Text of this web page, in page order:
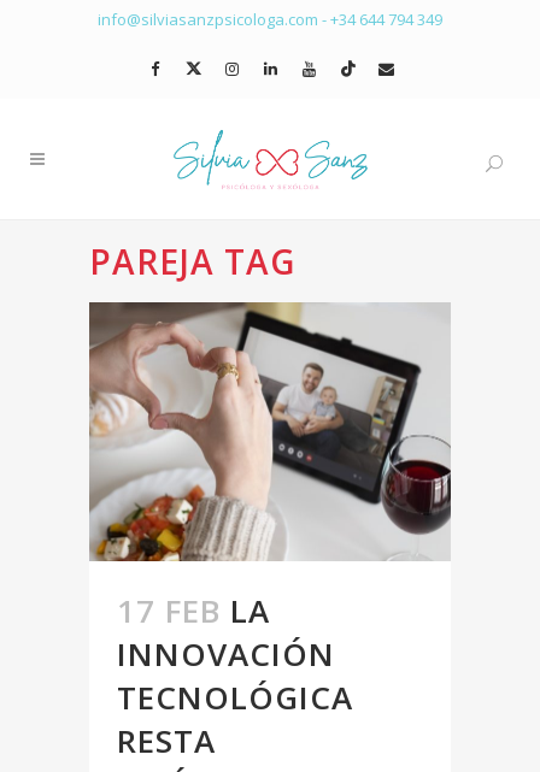
info@silviasanzpsicologa.com -+34 644 794 349
PAREJA TAG
17 FEB LA
INNOVACIÓN
TECNOLÓGICA
RESTA